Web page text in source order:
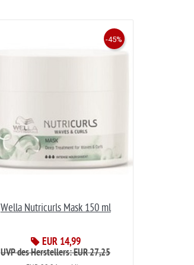
Wella Nutricurls Mask 150 ml
EUR 14,99
-45%
UVP des Herstellers: EUR 27,25